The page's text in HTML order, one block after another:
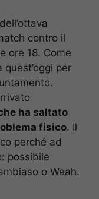
contro il
ore 18. Come
quest’oggi per
ha saltato
fisico. Il
perché ad
possibile
o Weah.